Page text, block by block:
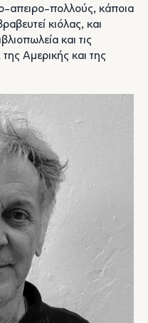
απειρο-πολλούς, κάποια
κιόλας, και
και τις
Αμερικής και της